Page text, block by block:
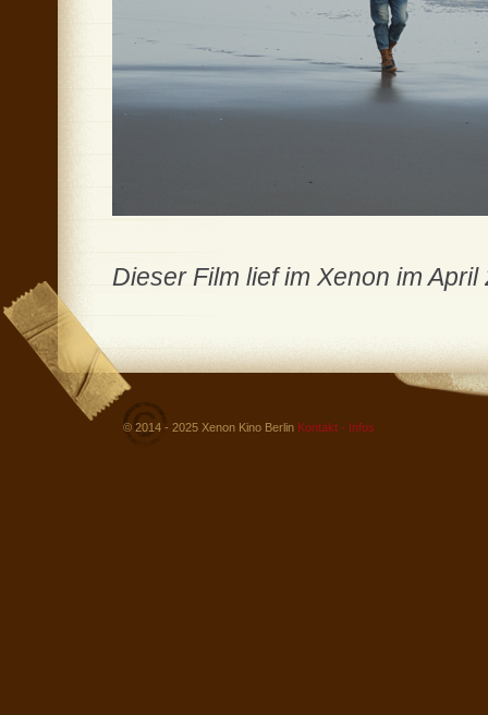
Dieser Film lief im Xenon im April
© 2014 - 2025 Xenon Kino Berlin Kontakt - Infos